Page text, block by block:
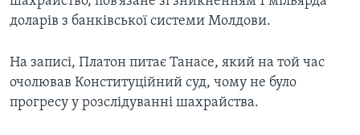
доларів з банківської системи Молдови.
На записі, Платон питає Танасе, який на той час
очолював Конституційний суд, чому не було
прогресу у розслідуванні шахрайства.